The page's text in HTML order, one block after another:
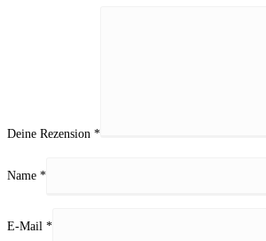
Deine Rezension *
Name *
E-Mail *